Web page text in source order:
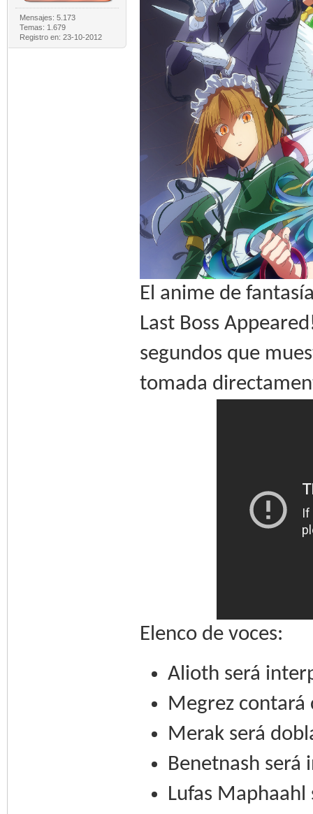
Mensajes: 5.173
Temas: 1.679
Registro en: 23-10-2012
El anime de
Last Boss
segundos que
tomada
Elenco de voces:
Alioth será
Megrez contará
Merak será
Benetnash será
Lufas